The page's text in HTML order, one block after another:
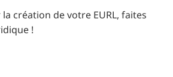
la création de votre EURL, faites
!